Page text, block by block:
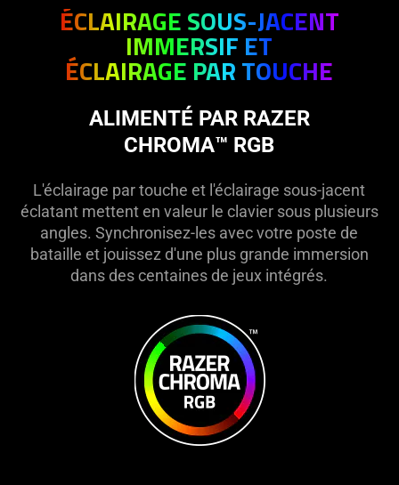
ÉCLAIRAGE SOUS-JACENT
IMMERSIF ET
ÉCLAIRAGE PAR TOUCHE
ALIMENTÉ PAR RAZER
CHROMA™ RGB
L'éclairage par touche et l'éclairage sous-jacent
éclatant mettent en valeur le clavier sous plusieurs
angles. Synchronisez-les avec votre poste de
bataille et jouissez d'une plus grande immersion
dans des centaines de jeux intégrés.